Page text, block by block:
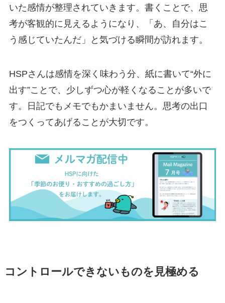
いた感情が整理されていきます。書くことで、思
考が客観的に見えるようになり、「あ、自分はこ
う感じていたんだ」と気づける瞬間が訪れます。
HSPさんは感情を深く味わう分、紙に書いて“外に
出す”ことで、少しずつ心が軽くなることが多いで
す。日記でもメモでもかまいません。思考の出口
をつくってあげることが大切です。
コントロールできないものを見極める